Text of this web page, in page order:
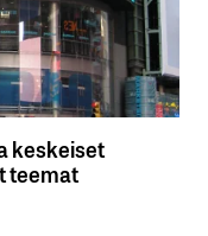
keskeiset
teemat